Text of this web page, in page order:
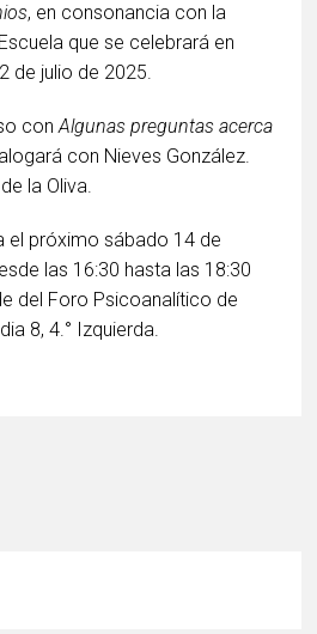
, en consonancia con la
que se celebrará en
de julio de 2025.
conAlgunas preguntas acerca
con Nieves González.
la Oliva.
el próximo sábado 14 de
las 16:30 hasta las 18:30
del Foro Psicoanalítico de
8, 4.° Izquierda.